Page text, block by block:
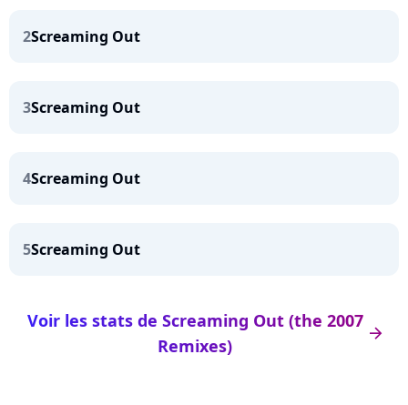
2Screaming Out
3Screaming Out
4Screaming Out
5Screaming Out
arrow_right
Voir les stats de Screaming Out (the 2007
Remixes)